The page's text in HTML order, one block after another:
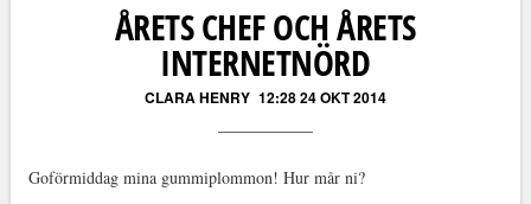
ÅRETS CHEF OCH ÅRETS
INTERNETNÖRD
CLARA HENRY 12:28 24 OKT 2014
Goförmiddag mina gummiplommon! Hur mår ni?